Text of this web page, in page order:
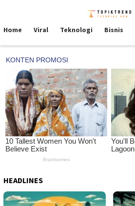
Menu
Home Viral Teknologi Bisnis
HEADLINES